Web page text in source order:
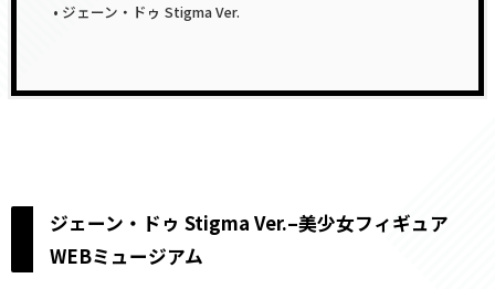
ジェーン・ドゥ Stigma Ver.
ジェーン・ドゥ Stigma Ver.–美少女フィギュア
WEBミュージアム